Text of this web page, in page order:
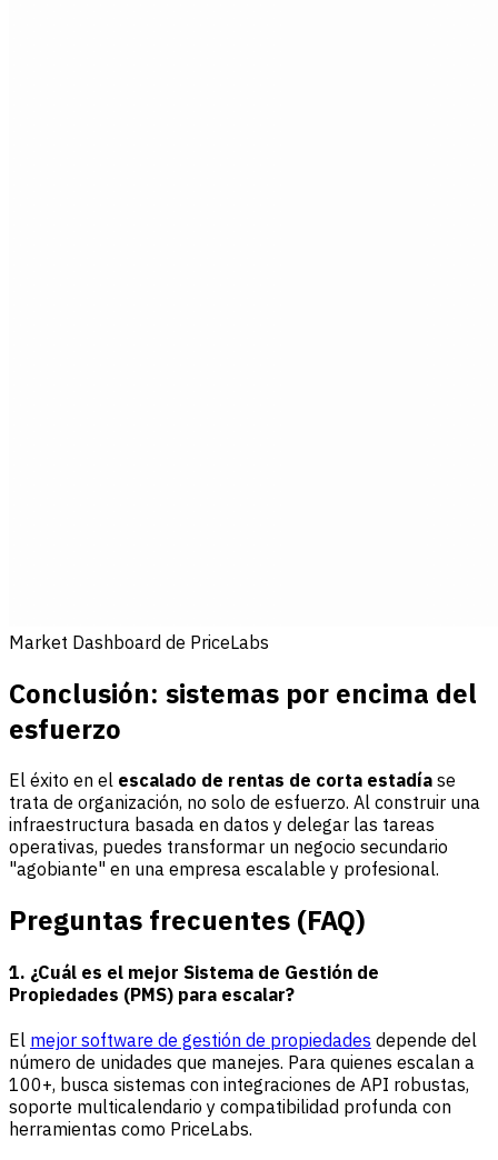
Market Dashboard de PriceLabs
Conclusión: sistemas por encima del
esfuerzo
El éxito en el escalado de rentas de corta estadía se
trata de organización, no solo de esfuerzo. Al construir una
infraestructura basada en datos y delegar las tareas
operativas, puedes transformar un negocio secundario
"agobiante" en una empresa escalable y profesional.
Preguntas frecuentes (FAQ)
1. ¿Cuál es el mejor Sistema de Gestión de
Propiedades (PMS) para escalar?
El mejor software de gestión de propiedades depende del
número de unidades que manejes. Para quienes escalan a
100+, busca sistemas con integraciones de API robustas,
soporte multicalendario y compatibilidad profunda con
herramientas como PriceLabs.